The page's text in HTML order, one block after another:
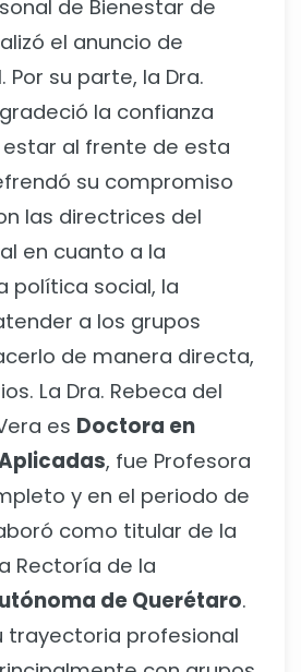
de Bienestar de
el anuncio de
su parte, la Dra.
la confianza
al frente de esta
su compromiso
las directrices del
en cuanto a la
política social, la
a los grupos
de manera directa,
La Dra. Rebeca del
es Doctora en
, fue Profesora
y en el periodo de
como titular de la
Rectoría de la
de Querétaro.
trayectoria profesional